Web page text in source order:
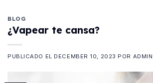
BLOG
¿Vapear te cansa?
PUBLICADO EL DECEMBER 10, 2023 POR ADMIN